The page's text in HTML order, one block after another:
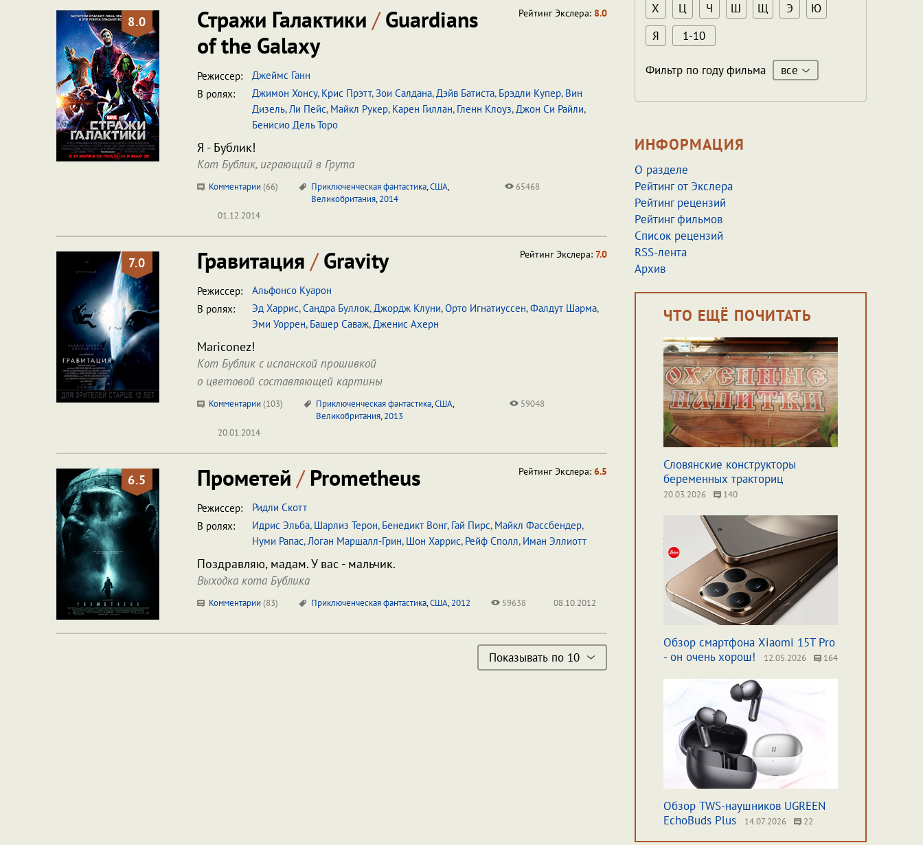
8.0 Стражи Галактики /Guardians
of the Galaxy
Рейтинг Экслера: 8.0
Режиссер:
Джеймс Ганн
В ролях:
Джимон Хонсу, Крис Прэтт,Зои Салдана,Дэйв Батиста, Брэдли Купер, Вин
Дизель,Ли Пейс, Майкл Рукер, Карен Гиллан, Гленн Клоуз,Джон Си Райли,
Бенисио Дель Торо
Я - Бублик!
Кот Бублик, играющий в Грута
Комментарии (66) Приключенческая фантастика,США,
Великобритания,2014
65468
01.12.2014
7.0 Гравитация /Gravity Рейтинг Экслера: 7.0
Режиссер:
Альфонсо Куарон
В ролях:
Эд Харрис,Сандра Буллок,Джордж Клуни,Орто Игнатиуссен,Фалдут Шарма,
Эми Уоррен, Башер Саваж,Дженис Ахерн
Mariconez!
Кот Бублик с испанской прошивкой
о цветовой составляющей картины
Комментарии (103) Приключенческая фантастика,США,
Великобритания,2013
59048
20.01.2014
6.5 Прометей /Prometheus Рейтинг Экслера: 6.5
Режиссер:
Ридли Скотт
В ролях:
Идрис Эльба, Шарлиз Терон, Бенедикт Вонг, Гай Пирс, Майкл Фассбендер,
Нуми Рапас,Логан Маршалл-Грин, Шон Харрис, Рейф Сполл, Иман Эллиотт
Поздравляю, мадам. У вас - мальчик.
Выходка кота Бублика
Комментарии (83) Приключенческая фантастика,США,2012 59638 08.10.2012
Показывать по 10
Х
Ц Ч Ш Щ Э
Ю
Я
1-10
Фильтр по году фильма все
ИНФОРМАЦИЯ
О разделе
Рейтинг от Экслера
Рейтинг рецензий
Рейтинг фильмов
Список рецензий
RSS-лента
Архив
ЧТО ЕЩЁ ПОЧИТАТЬ
Словянские конструкторы
беременных тракториц
20.03.2026 140
Обзор смартфона Xiaomi 15T Pro
- он очень хорош!
12.05.2026 164
Обзор TWS-наушников UGREEN
EchoBuds Plus
14.07.2026 22